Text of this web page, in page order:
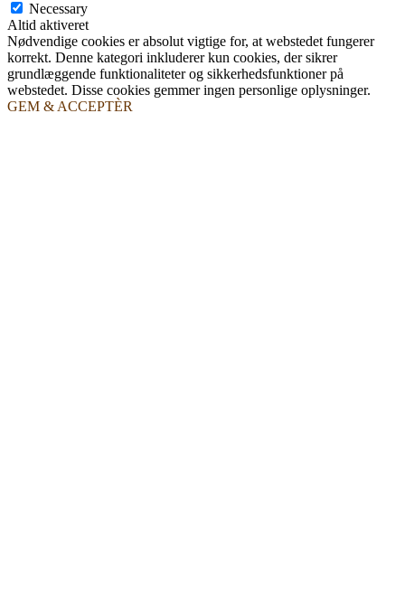
Necessary
Altid aktiveret
Nødvendige cookies er absolut vigtige for, at webstedet fungerer
korrekt. Denne kategori inkluderer kun cookies, der sikrer
grundlæggende funktionaliteter og sikkerhedsfunktioner på
webstedet. Disse cookies gemmer ingen personlige oplysninger.
GEM & ACCEPTÈR